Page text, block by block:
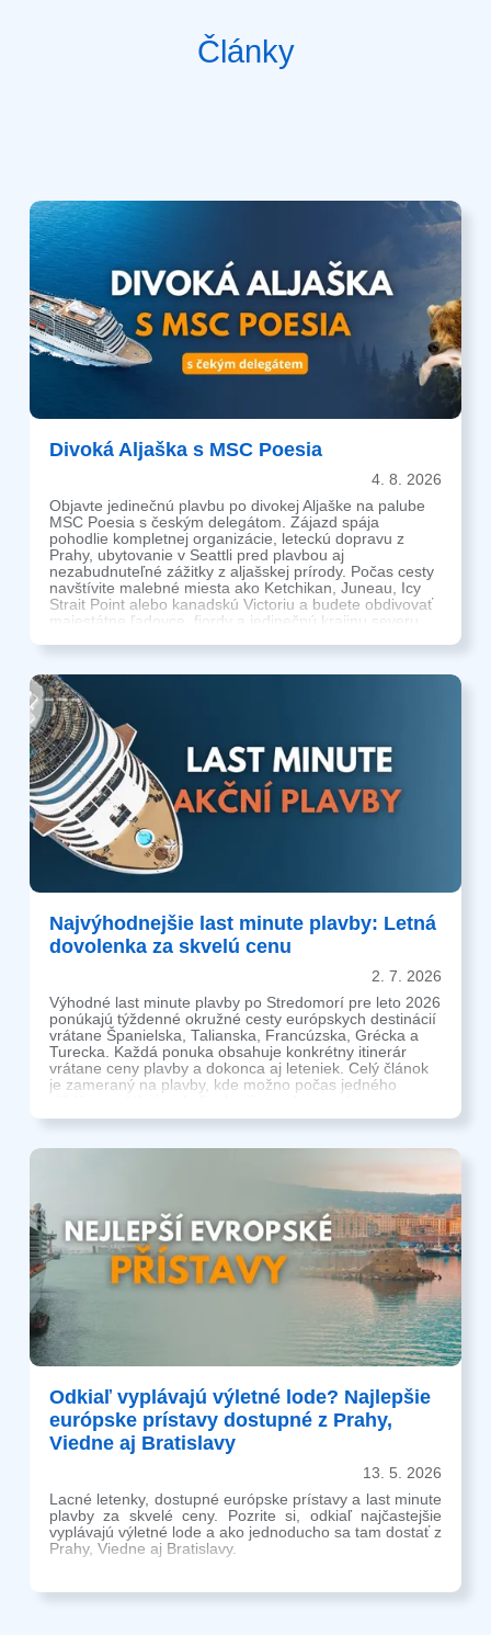
Články
Divoká Aljaška s MSC Poesia
4. 8. 2026
Objavte jedinečnú plavbu po divokej Aljaške na palube
MSC Poesia s českým delegátom. Zájazd spája
pohodlie kompletnej organizácie, leteckú dopravu z
Prahy, ubytovanie v Seattli pred plavbou aj
nezabudnuteľné zážitky z aljašskej prírody. Počas cesty
navštívite malebné miesta ako Ketchikan, Juneau, Icy
Strait Point alebo kanadskú Victoriu a budete obdivovať
majestátne ľadovce, fjordy a jedinečnú krajinu severu.
Najvýhodnejšie last minute plavby: Letná
dovolenka za skvelú cenu
2. 7. 2026
Výhodné last minute plavby po Stredomorí pre leto 2026
ponúkajú týždenné okružné cesty európskych destinácií
vrátane Španielska, Talianska, Francúzska, Grécka a
Turecka. Každá ponuka obsahuje konkrétny itinerár
vrátane ceny plavby a dokonca aj leteniek. Celý článok
je zameraný na plavby, kde možno počas jedného
pričom kapacity kajút sú obmedzené.
Odkiaľ vyplávajú výletné lode? Najlepšie
európske prístavy dostupné z Prahy,
Viedne aj Bratislavy
13. 5. 2026
Lacné letenky, dostupné európske prístavy a last minute
plavby za skvelé ceny. Pozrite si, odkiaľ najčastejšie
vyplávajú výletné lode a ako jednoducho sa tam dostať z
Prahy, Viedne aj Bratislavy.